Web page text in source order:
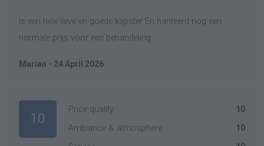
Is een hele lieve en goede kapster En hanteerd nog een
normale prijs voor een behandeling
Marian - 24 April 2026
10
Price quality
10
Ambiance & atmosphere
10